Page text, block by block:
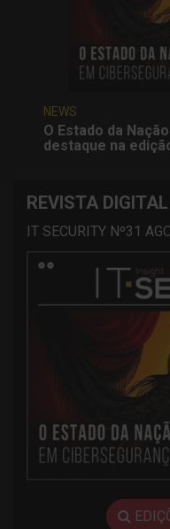
NEWS
O Estado da
destaque na
REVISTA DIGITAL
IT SECURITY Nº31